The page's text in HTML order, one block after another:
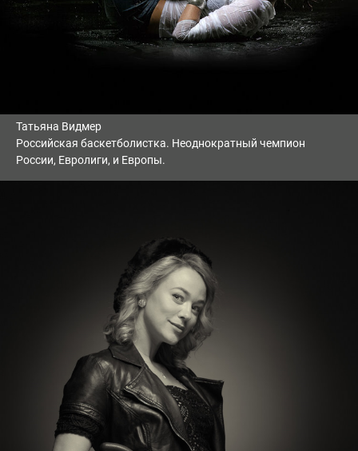
Татьяна Видмер
Российская баскетболистка. Неоднократный чемпион
России, Евролиги, и Европы.